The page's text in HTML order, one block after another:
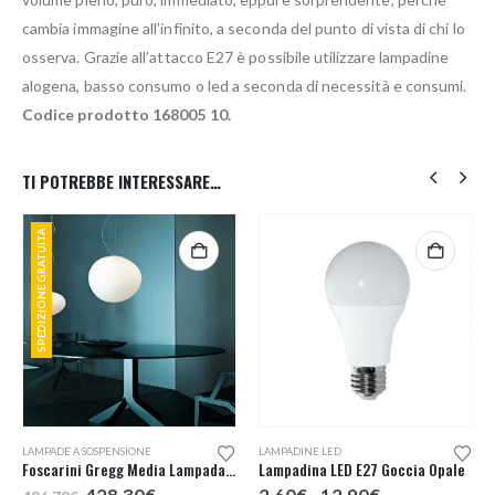
cambia immagine all’infinito, a seconda del punto di vista di chi lo
osserva. Grazie all’attacco E27 è possibile utilizzare lampadine
alogena, basso consumo o led a seconda di necessità e consumi.
Codice prodotto 168005 10.
TI POTREBBE INTERESSARE…
SPEDIZIONE GRATUITA
LAMPADE A SOSPENSIONE
Foscarini Gregg Media Lampada Sospensione
LAMPADINE LED
Lampadina LED E27 Goccia Opale